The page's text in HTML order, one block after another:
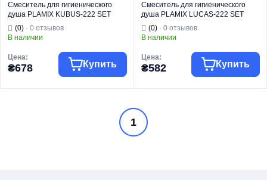
Смеситель для гигиенического
душа PLAMIX KUBUS-222 SET
WHITE (со шлангом и воронкой)
(PM0744)
(0) · 0 отзывов
В наличии
Цена:
₴678 Купить
Смесители
PLAMIX
Смеситель для гигиенического
душа PLAMIX LUCAS-222 SET
WHITE (со шлангом и лейкой)
(Цвет белый) (PM6104)
(0)· 0 отзывов
В наличии
Цена:
₴582 Купить
Группа товара
Торговая марка
1